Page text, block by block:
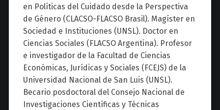
en Políticas del Cuidado desde la Perspectiva
de Género (CLACSO-FLACSO Brasil). Magíster en
Sociedad e Instituciones (UNSL). Doctor en
Ciencias Sociales (FLACSO Argentina). Profesor
e investigador de la Facultad de Ciencias
Económicas, Jurídicas y Sociales (FCEJS) de la
Universidad Nacional de San Luis (UNSL).
Becario posdoctoral del Consejo Nacional de
Investigaciones Científicas y Técnicas